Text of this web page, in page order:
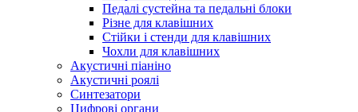
Педалі сустейна та педальні блоки
Різне для клавішних
Стійки і стенди для клавішних
Чохли для клавішних
Акустичні піаніно
Акустичні роялі
Синтезатори
Цифрові органи